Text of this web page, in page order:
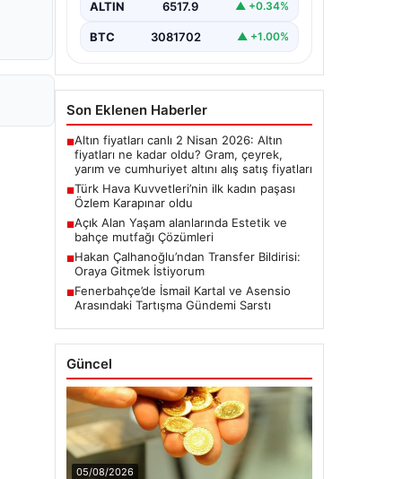
ALTIN 6517.9 ▲ +0.34%
BTC 3081702 ▲ +1.00%
Son Eklenen Haberler
■Altın fiyatları canlı 2 Nisan 2026: Altın
fiyatları ne kadar oldu? Gram, çeyrek,
yarım ve cumhuriyet altını alış satış fiyatları
■Türk Hava Kuvvetleri’nin ilk kadın paşası
Özlem Karapınar oldu
■Açık Alan Yaşam alanlarında Estetik ve
bahçe mutfağı Çözümleri
■Hakan Çalhanoğlu’ndan Transfer Bildirisi:
Oraya Gitmek İstiyorum
■Fenerbahçe’de İsmail Kartal ve Asensio
Arasındaki Tartışma Gündemi Sarstı
Güncel
05/08/2026